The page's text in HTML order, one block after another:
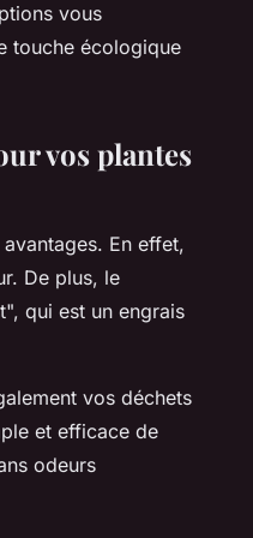
vous
touche écologique
vos plantes
En effet,
De plus, le
qui est un engrais
vos déchets
et efficace de
odeurs